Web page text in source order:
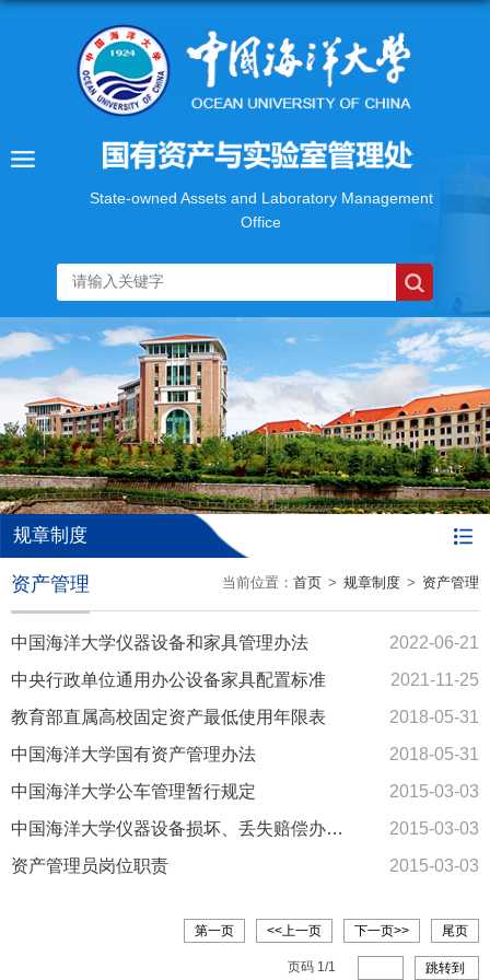
State-owned Assets and Laboratory Management
Office
规章制度
当前位置： 首页 > 规章制度 > 资产管理
资产管理
中国海洋大学仪器设备和家具管理办法
2022-06-21
中央行政单位通用办公设备家具配置标准
2021-11-25
教育部直属高校固定资产最低使用年限表
2018-05-31
中国海洋大学国有资产管理办法
2018-05-31
中国海洋大学公车管理暂行规定
2015-03-03
中国海洋大学仪器设备损坏、丢失赔偿办法（修订）
2015-03-03
资产管理员岗位职责
2015-03-03
第一页 <<上一页 下一页>> 尾页
页码 1/1 跳转到